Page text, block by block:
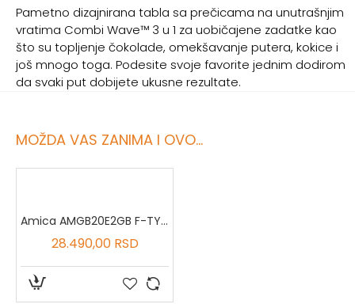
Pametno dizajnirana tabla sa prečicama na unutrašnjim
vratima Combi Wave™ 3 u 1 za uobičajene zadatke kao
što su topljenje čokolade, omekšavanje putera, kokice i
još mnogo toga. Podesite svoje favorite jednim dodirom
da svaki put dobijete ukusne rezultate.
MOŽDA VAS ZANIMA I OVO...
Amica AMGB20E2GB F-TYPE
28.490,00 RSD